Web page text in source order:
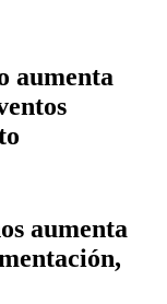
aumenta
aumenta